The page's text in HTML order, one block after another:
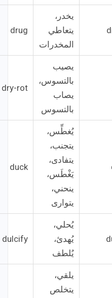
يخدر،
يتعاطي
المخدرات
drug
يصيب
بالتسوس،
يصاب
بالتسوس
dry-rot
يُغطِّس،
يتجنب،
يتفادى،
يَغْطَس،
ينحني،
يتوارى
duck
يُحلي،
يُهدئ،
يُلطف
dulcify
يلقي،
يتخلص